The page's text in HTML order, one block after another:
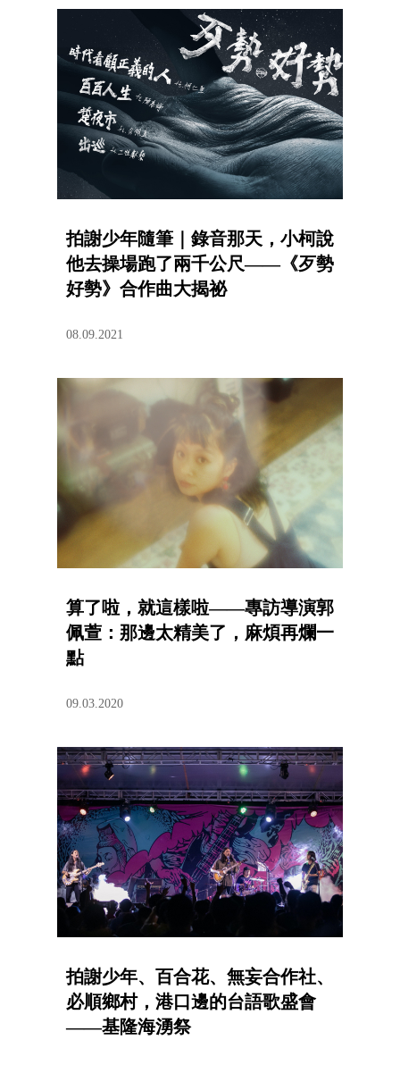
拍謝少年隨筆｜錄音那天，小柯說
他去操場跑了兩千公尺——《歹勢
好勢》合作曲大揭祕
08.09.2021
算了啦，就這樣啦——專訪導演郭
佩萱：那邊太精美了，麻煩再爛一
點
09.03.2020
拍謝少年、百合花、無妄合作社、
必順鄉村，港口邊的台語歌盛會
——基隆海湧祭